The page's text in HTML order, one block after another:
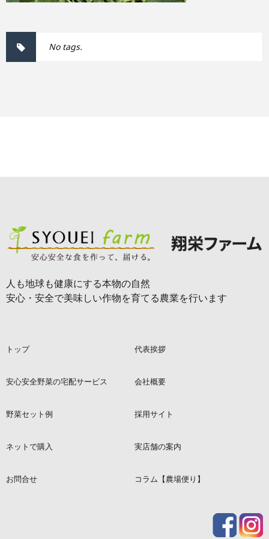
No tags.
人も地球も健康にする本物の自然
安心・安全で美味しい作物を育てる農業を行います
トップ 代表挨拶
安心安全野菜の宅配サービス 会社概要
野菜セット例 採用サイト
ネットで購入 実店舗の案内
お問合せ コラム【農場便り】